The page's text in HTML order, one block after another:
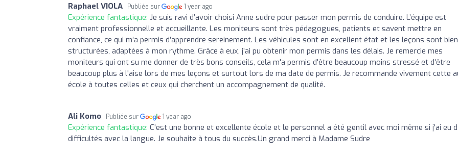
Raphael VIOLA Publiée sur 1 year ago
Expérience fantastique: Je suis ravi d’avoir choisi Anne sudre pour passer mon permis de conduire. L’équipe est
vraiment professionnelle et accueillante. Les moniteurs sont très pédagogues, patients et savent mettre en
confiance, ce qui m’a permis d’apprendre sereinement. Les véhicules sont en excellent état et les leçons sont bien
structurées, adaptées à mon rythme. Grâce à eux, j’ai pu obtenir mon permis dans les délais. Je remercie mes
moniteurs qui ont su me donner de très bons conseils, cela m'a permis d'être beaucoup moins stressé et d'être
beaucoup plus à l'aise lors de mes leçons et surtout lors de ma date de permis. Je recommande vivement cette
école à toutes celles et ceux qui cherchent un accompagnement de qualité.
Ali Komo Publiée sur 1 year ago
Expérience fantastique: C'est une bonne et excellente école et le personnel a été gentil avec moi même si j'ai eu
difficultés avec la langue. Je souhaite à tous du succès.Un grand merci à Madame Sudre